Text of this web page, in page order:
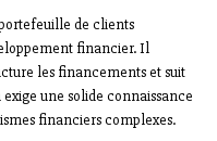
de clients
financier. Il
les financements et suit
une solide connaissance
financiers complexes.